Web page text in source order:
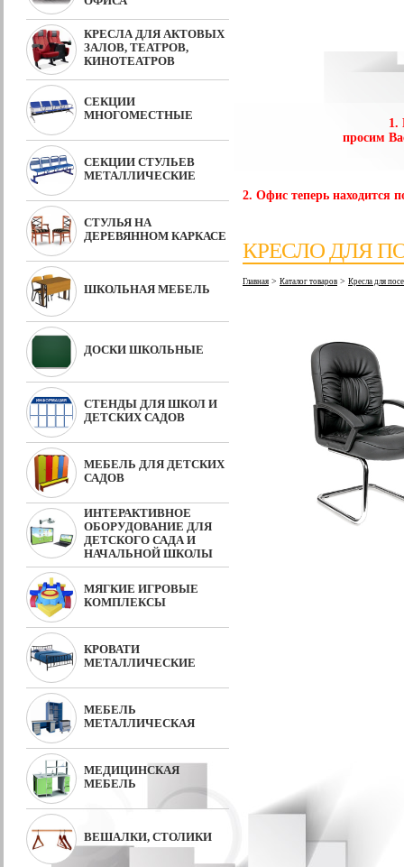
КРЕСЛА ДЛЯ АКТОВЫХ
ЗАЛОВ, ТЕАТРОВ,
КИНОТЕАТРОВ
СЕКЦИИ
МНОГОМЕСТНЫЕ
СЕКЦИИ СТУЛЬЕВ
МЕТАЛЛИЧЕСКИЕ
СТУЛЬЯ НА
ДЕРЕВЯННОМ КАРКАСЕ
ШКОЛЬНАЯ МЕБЕЛЬ
ДОСКИ ШКОЛЬНЫЕ
СТЕНДЫ ДЛЯ ШКОЛ И
ДЕТСКИХ САДОВ
МЕБЕЛЬ ДЛЯ ДЕТСКИХ
САДОВ
ИНТЕРАКТИВНОЕ
ОБОРУДОВАНИЕ ДЛЯ
ДЕТСКОГО САДА И
НАЧАЛЬНОЙ ШКОЛЫ
МЯГКИЕ ИГРОВЫЕ
КОМПЛЕКСЫ
КРОВАТИ
МЕТАЛЛИЧЕСКИЕ
МЕБЕЛЬ
МЕТАЛЛИЧЕСКАЯ
МЕДИЦИНСКАЯ
МЕБЕЛЬ
ВЕШАЛКИ, СТОЛИКИ
1.
просим
2. Офис теперь находится
КРЕСЛО ДЛЯ
Главная > Каталог товаров > Кресла для